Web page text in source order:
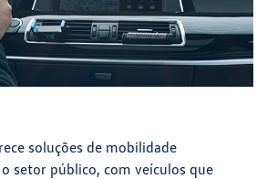
soluções de mobilidade
setor público, com veículos que